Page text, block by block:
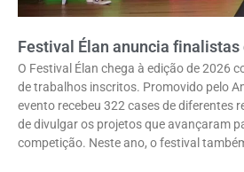
Festival Élan anuncia finalistas
O Festival Élan chega à edição de 2026
de trabalhos inscritos. Promovido pelo
evento recebeu 322 cases de diferentes
de divulgar os projetos que avançaram
competição. Neste ano, o festival